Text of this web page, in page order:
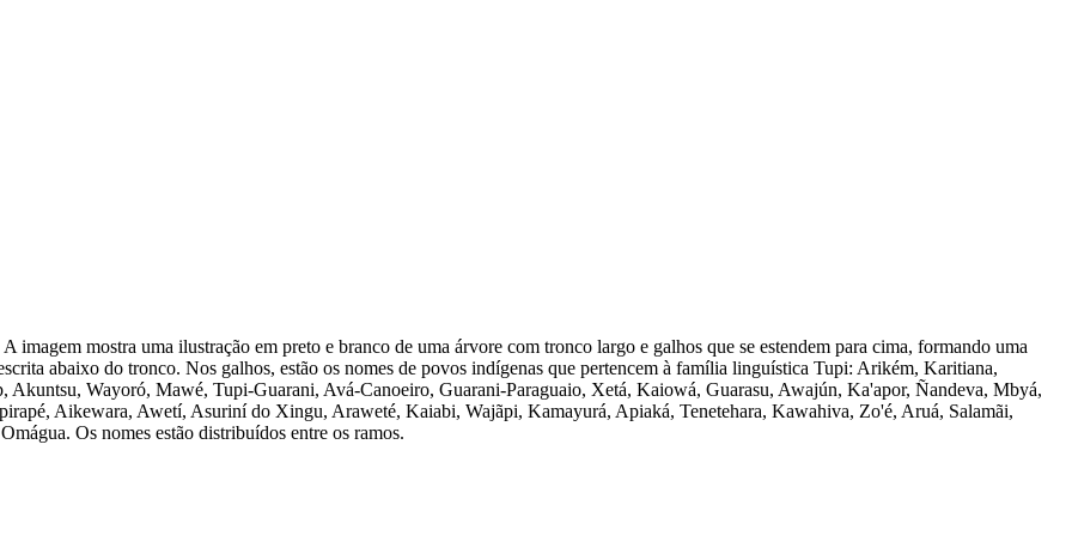
mostra uma ilustração em preto e branco de uma árvore com tronco largo e galhos que se estendem para cima, formando uma
abaixo do tronco. Nos galhos, estão os nomes de povos indígenas que pertencem à família linguística Tupi: Arikém, Karitiana,
Wayoró, Mawé, Tupi-Guarani, Avá-Canoeiro, Guarani-Paraguaio, Xetá, Kaiowá, Guarasu, Awajún, Ka'apor, Ñandeva, Mbyá,
Aikewara, Awetí, Asuriní do Xingu, Araweté, Kaiabi, Wajãpi, Kamayurá, Apiaká, Tenetehara, Kawahiva, Zo'é, Aruá, Salamãi,
Os nomes estão distribuídos entre os ramos.